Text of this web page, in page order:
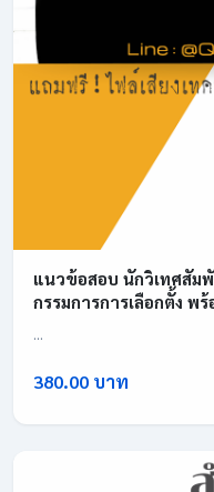
แนวข้อสอบ นักวิเทศสัม
กรรมการการเลือกตั้ง พร้
...
380.00 บาท